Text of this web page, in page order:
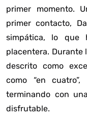
primer momento.
primer contacto,
simpática, lo
placentera. Durante
descrito como
como “en
terminando con
disfrutable.